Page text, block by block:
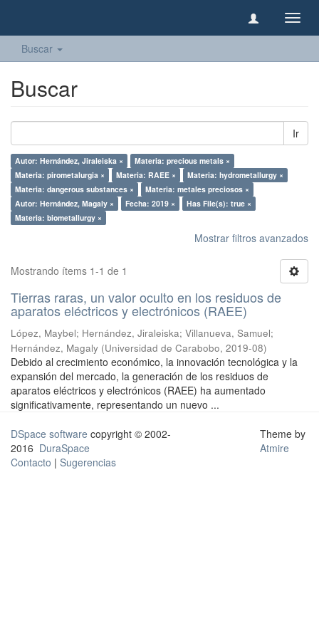
Buscar
Buscar
Ir
Autor: Hernández, Jiraleiska ×
Materia: precious metals ×
Materia: pirometalurgia ×
Materia: RAEE ×
Materia: hydrometallurgy ×
Materia: dangerous substances ×
Materia: metales preciosos ×
Autor: Hernández, Magaly ×
Fecha: 2019 ×
Has File(s): true ×
Materia: biometallurgy ×
Mostrar filtros avanzados
Mostrando ítems 1-1 de 1
Tierras raras, un valor oculto en los residuos de
aparatos eléctricos y electrónicos (RAEE)
López, Maybel; Hernández, Jiraleiska; Villanueva, Samuel;
Hernández, Magaly (Universidad de Carabobo, 2019-08)
Debido al crecimiento económico, la innovación tecnológica y la
expansión del mercado, la generación de los residuos de
aparatos eléctricos y electrónicos (RAEE) ha aumentado
significativamente, representando un nuevo ...
DSpace software copyright © 2002-
2016 DuraSpace
Contacto | Sugerencias
Theme by
Atmire